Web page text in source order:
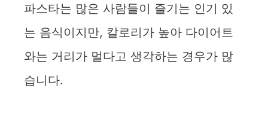
파스타는 많은 사람들이 즐기는 인기 있
는 음식이지만, 칼로리가 높아 다이어트
와는 거리가 멀다고 생각하는 경우가 많
습니다.